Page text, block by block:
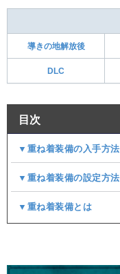
導きの地解放後
DLC
目次
▼重ね着装備の入手方
▼重ね着装備の設定方法
▼重ね着装備とは